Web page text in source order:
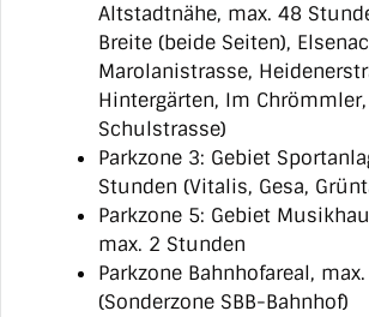
Altstadtnähe, max. 48
Breite (beide Seiten),
Marolanistrasse,
Hintergärten, Im
Schulstrasse)
Parkzone 3: Gebiet
Stunden (Vitalis, Gesa,
Parkzone 5: Gebiet
max. 2 Stunden
Parkzone Bahnhofareal, max.
(Sonderzone SBB-Bahnhof)